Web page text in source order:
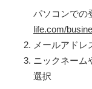
パソコンでの
life.com/
メールアド
ニックネーム
選択